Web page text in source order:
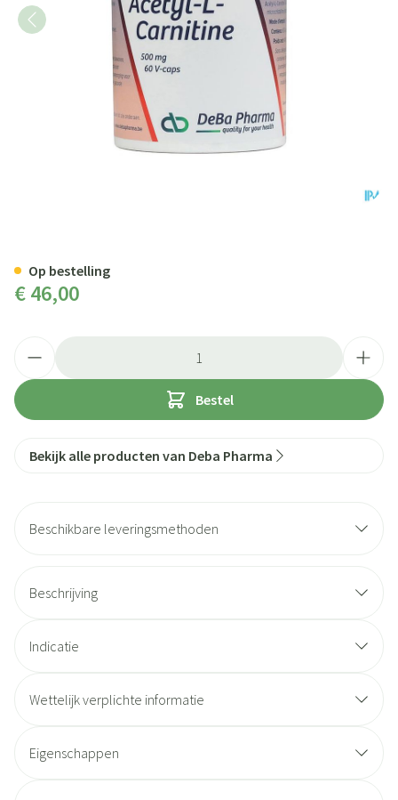
€ 46,00
Bestel
Op bestelling
Bekijk alle producten van Deba Pharma
Beschikbare leveringsmethoden
Beschrijving
Indicatie
Wettelijk verplichte informatie
Eigenschappen